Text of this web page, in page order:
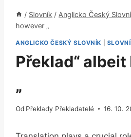
/ Slovník / Anglicko Český
however „
ANGLICKO ČESKÝ SLOVNÍK
Překlad“
„
Od Překlady Překladatelé 16. 10.